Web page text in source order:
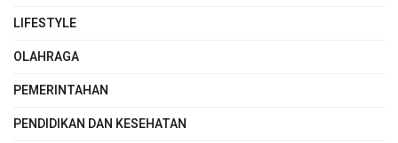
LIFESTYLE
OLAHRAGA
PEMERINTAHAN
PENDIDIKAN DAN KESEHATAN